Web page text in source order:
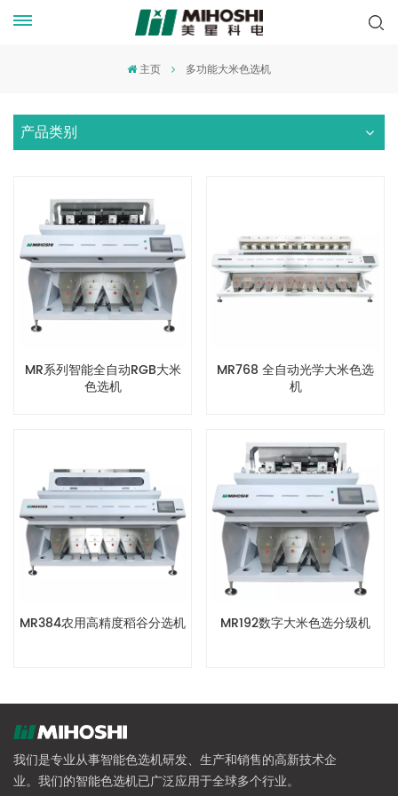
主页 多功能大米色选机
产品类别
MR系列智能全自动RGB大米
色选机
MR768 全自动光学大米色选
机
MR384农用高精度稻谷分选机 MR192数字大米色选分级机
我们是专业从事智能色选机研发、生产和销售的高新技术企
业。我们的智能色选机已广泛应用于全球多个行业。